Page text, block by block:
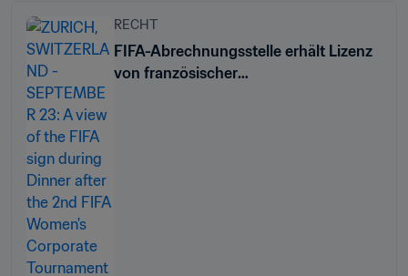
RECHT
FIFA-Abrechnungsstelle erhält Lizenz
von französischer